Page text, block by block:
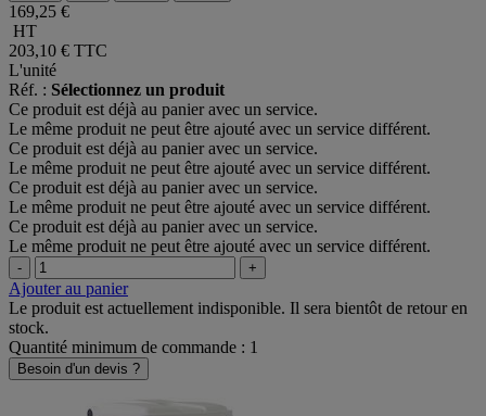
169,25 €
HT
203,10 € TTC
L'unité
Réf. : Sélectionnez un produit
Ce produit est déjà au panier avec un service.
Le même produit ne peut être ajouté avec un service différent.
Ce produit est déjà au panier avec un service.
Le même produit ne peut être ajouté avec un service différent.
Ce produit est déjà au panier avec un service.
Le même produit ne peut être ajouté avec un service différent.
Ce produit est déjà au panier avec un service.
Le même produit ne peut être ajouté avec un service différent.
- +
Ajouter au panier
Le produit est actuellement indisponible. Il sera bientôt de retour en
stock.
Quantité minimum de commande : 1
Besoin d'un devis ?